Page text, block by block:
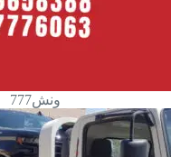
ونش777